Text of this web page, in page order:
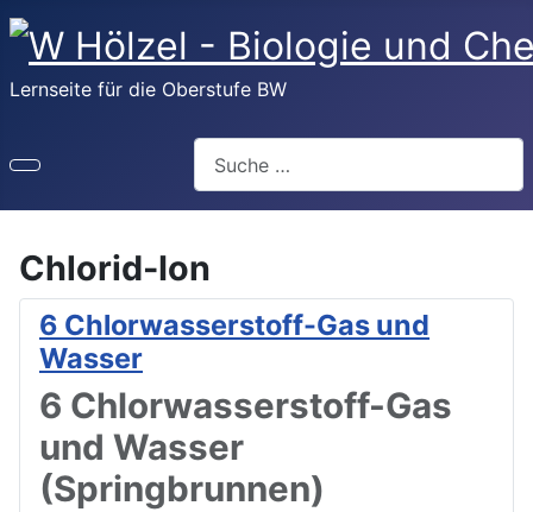
Lernseite für die Oberstufe BW
Chlorid-Ion
6 Chlorwasserstoff-Gas und
Wasser
6 Chlorwasserstoff-Gas
und Wasser
(Springbrunnen)